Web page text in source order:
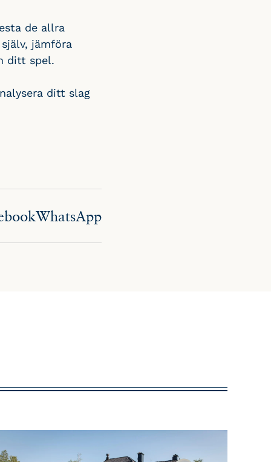
de allra
jämföra
ditt spel.
ditt slag
WhatsApp